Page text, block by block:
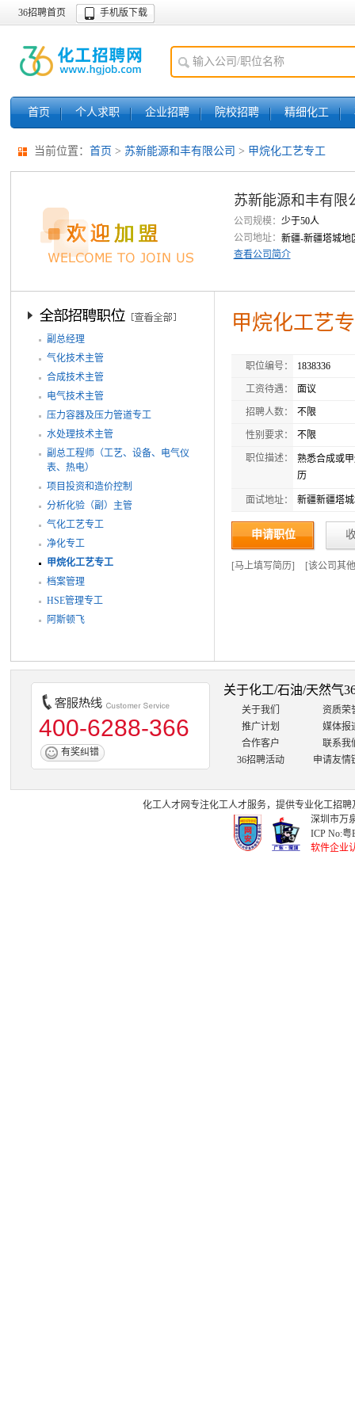
36招聘首页 手机版下载
首页 个人求职 企业招聘 院校招聘 精细化工
当前位置： 首页 > 苏新能源和丰有限公司 > 甲烷化工艺专工
苏新能源和丰有限
公司规模： 少于50人
公司地址： 新疆-新疆塔城地
查看公司简介
副总经理
气化技术主管
合成技术主管
电气技术主管
压力容器及压力管道专工
水处理技术主管
副总工程师（工艺、设备、电气仪
表、热电）
项目投资和造价控制
分析化验（副）主管
气化工艺专工
净化专工
甲烷化工艺专工
档案管理
HSE管理专工
阿斯顿飞
甲烷化工艺
职位编号： 1838336
工资待遇： 面议
招聘人数： 不限
性别要求： 不限
职位描述：
熟悉合成或
历
面试地址： 新疆新疆塔
申请职位
[马上填写简历] [该公司其
400-6288-366
有奖纠错
关于化工/石油/天然气
关于我们
资质荣
推广计划
媒体报
合作客户
联系我
36招聘活动
申请友情
化工人才网专注化工人才服务，提供专业化工招聘
深圳市万
ICP No:粤
软件企业